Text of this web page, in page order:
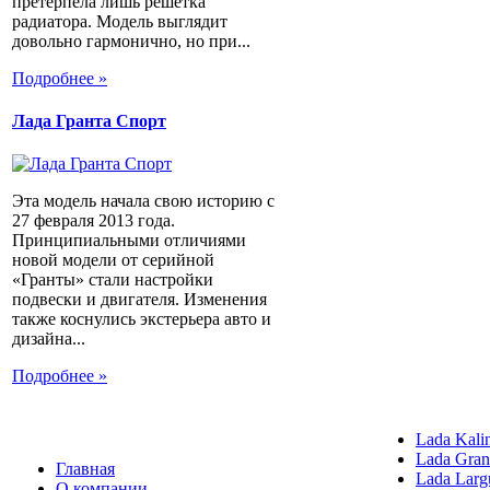
радиатора. Модель выглядит
довольно гармонично, но при...
Подробнее »
Лада Гранта Спорт
Эта модель начала свою историю с
27 февраля 2013 года.
Принципиальными отличиями
новой модели от серийной
«Гранты» стали настройки
подвески и двигателя. Изменения
также коснулись экстерьера авто и
дизайна...
Подробнее »
Главная
Lada
Lada
Lada